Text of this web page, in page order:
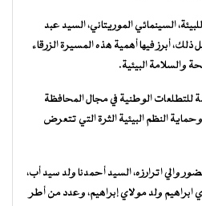
السينمائي الموريتاني، السيد عبد
أبرز فيها أهمية هذه المسيرة الزرقاء
والسلامة البيئية.
للتطلعات الوطنية في مجال المحافظة
النظم البيئية الثرة التي تتعرض
والي اترارزه، السيد أحمدنا ولد سيد أب،
ابراهيم ولد مولاي إبراهيم، وعدد من أطر